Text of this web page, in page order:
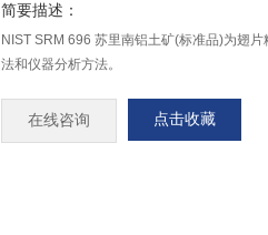
简要描述：
NIST SRM 696 苏里南铝土矿(标准品)为翅
法和仪器分析方法。
在线咨询 点击收藏